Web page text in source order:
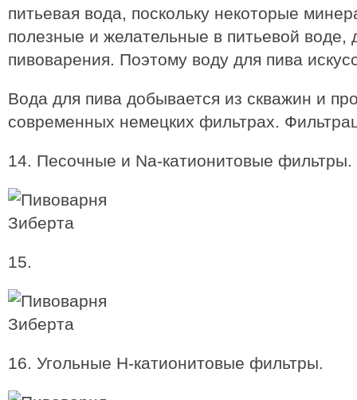
питьевая вода, поскольку некоторые
полезные и желательные в питьевой воде,
пивоварения. Поэтому воду для пива
Вода для пива добывается из скважин и
современных немецких фильтрах.
14. Песочные и Na-катионитовые фильтры.
15.
16. Угольные H-катионитовые фильтры.